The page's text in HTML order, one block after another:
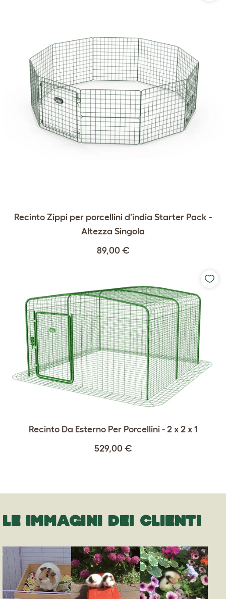
Recinto Zippi per porcellini d'india Starter Pack -
Altezza Singola
89,00 €
Recinto Da Esterno Per Porcellini - 2 x 2 x 1
529,00 €
LE IMMAGINI DEI CLIENTI